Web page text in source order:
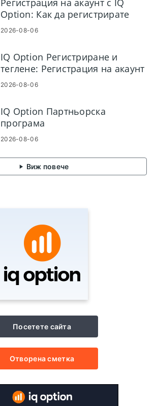
Регистрация на акаунт с IQ
Option: Как да регистрирате
своя акаунт за търговия
2026-08-06
IQ Option Регистриране и
теглене: Регистрация на акаунт
и теглене
2026-08-06
IQ Option Партньорска
програма
2026-08-06
Виж повече
Посетете сайта
Отворена сметка